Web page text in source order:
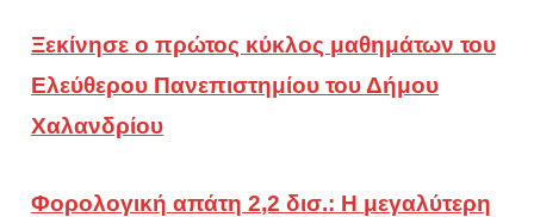
Ξεκίνησε ο πρώτος κύκλος μαθημάτων του
Ελεύθερου Πανεπιστημίου του Δήμου
Χαλανδρίου
Φορολογική απάτη 2,2 δισ.: Η μεγαλύτερη